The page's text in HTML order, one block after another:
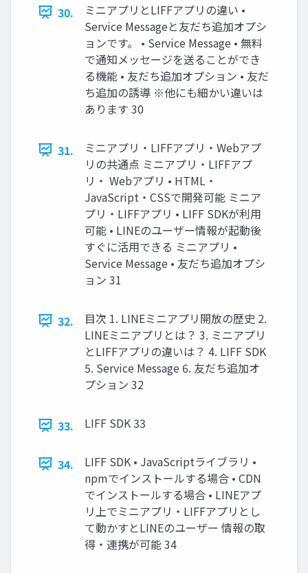
30.
ミニアプリとLIFFアプリの違い •
Service Messageと友だち追加オプシ
ョンです。 • Service Message • 無料
で通知メッセージを送ることができ
る機能 • 友だち追加オプション • 友だ
ち追加の誘導 ※他にも細かい違いは
あります 30
31.
ミニアプリ・LIFFアプリ・Webアプ
リの共通点 ミニアプリ・LIFFアプ
リ・ Webアプリ • HTML・
JavaScript・CSSで開発可能 ミニア
プリ・LIFFアプリ • LIFF SDKが利用
可能 • LINEのユーザー情報が起動後
すぐに活用できる ミニアプリ •
Service Message • 友だち追加オプシ
ョン 31
32.
目次 1. LINEミニアプリ開放の歴史 2.
LINEミニアプリとは？ 3. ミニアプリ
とLIFFアプリの違いは？ 4. LIFF SDK
5. Service Message 6. 友だち追加オ
プション 32
33. LIFF SDK 33
34.
LIFF SDK • JavaScriptライブラリ •
npmでインストールする場合 • CDN
でインストールする場合 • LINEアプ
リ上でミニアプリ・LIFFアプリとし
て動かすとLINEのユーザー 情報の取
得・連携が可能 34